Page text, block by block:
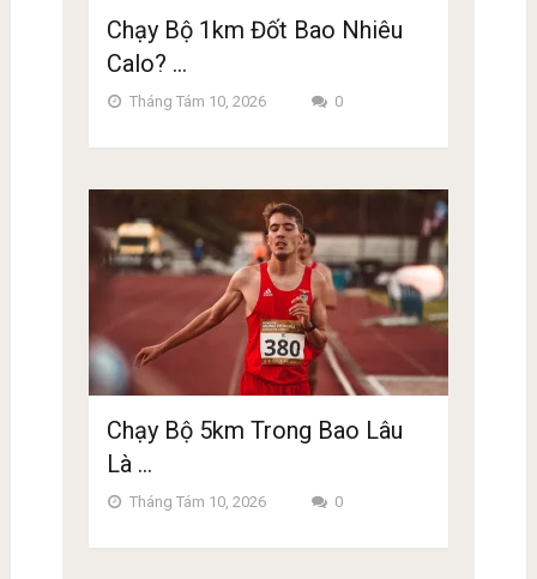
Chạy Bộ 1km Đốt Bao Nhiêu
Calo? …
Tháng Tám 10, 2026 0
Chạy Bộ 5km Trong Bao Lâu
Là …
Tháng Tám 10, 2026 0